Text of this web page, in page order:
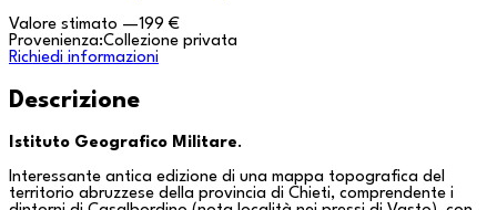
Valore stimato —199 €
Provenienza:Collezione privata
Richiedi informazioni
Descrizione
Istituto Geografico Militare.
Interessante antica edizione di una mappa topografica del
territorio abruzzese della provincia di Chieti, comprendente i